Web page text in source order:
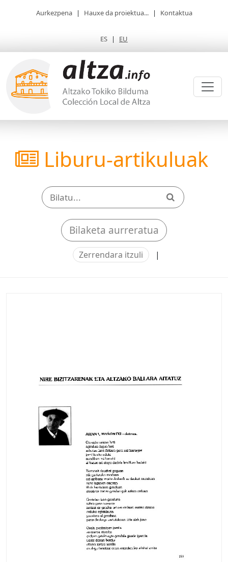
Aurkezpena | Hauxe da proiektua... | Kontaktua
ES | EU
Liburu-artikuluak
Bilaketa aurreratua
Zerrendara itzuli |